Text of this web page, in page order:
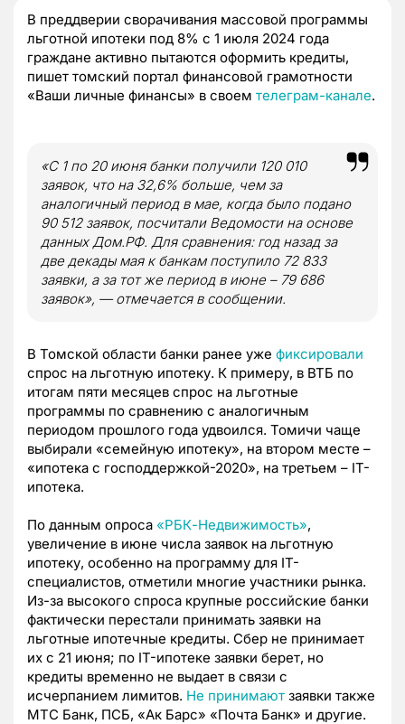
В преддверии сворачивания массовой программы
льготной ипотеки под 8% с 1 июля 2024 года
граждане активно пытаются оформить кредиты,
пишет томский портал финансовой грамотности
«Ваши личные финансы» в своем телеграм-канале.
«С 1 по 20 июня банки получили 120 010
заявок, что на 32,6% больше, чем за
аналогичный период в мае, когда было подано
90 512 заявок, посчитали Ведомости на основе
данных Дом.РФ. Для сравнения: год назад за
две декады мая к банкам поступило 72 833
заявки, а за тот же период в июне – 79 686
заявок», — отмечается в сообщении.
В Томской области банки ранее уже фиксировали
спрос на льготную ипотеку. К примеру, в ВТБ по
итогам пяти месяцев спрос на льготные
программы по сравнению с аналогичным
периодом прошлого года удвоился. Томичи чаще
выбирали «семейную ипотеку», на втором месте –
«ипотека с господдержкой-2020», на третьем – IT-
ипотека.
По данным опроса «РБК-Недвижимость»,
увеличение в июне числа заявок на льготную
ипотеку, особенно на программу для IT-
специалистов, отметили многие участники рынка.
Из-за высокого спроса крупные российские банки
фактически перестали принимать заявки на
льготные ипотечные кредиты. Сбер не принимает
их с 21 июня; по IT-ипотеке заявки берет, но
кредиты временно не выдает в связи с
исчерпанием лимитов. Не принимают заявки также
МТС Банк, ПСБ, «Ак Барс» «Почта Банк» и другие.